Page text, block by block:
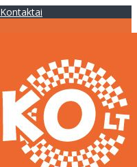
Kontaktai